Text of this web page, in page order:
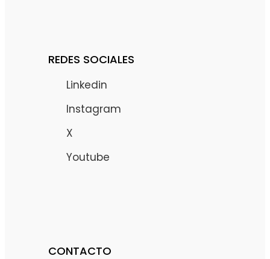
REDES SOCIALES
Linkedin
Instagram
X
Youtube
CONTACTO